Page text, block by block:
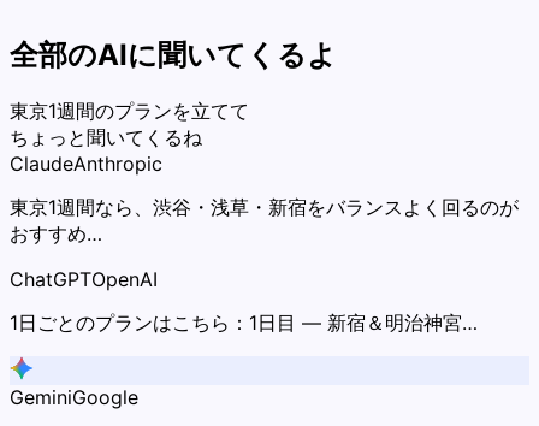
全部のAIに聞いてくるよ
東京1週間のプランを立てて
ClaudeAnthropic
東京1週間なら、渋谷・浅草・新宿をバランスよく回るのが
おすすめ…
ChatGPTOpenAI
1日ごとのプランはこちら：1日目 — 新宿＆明治神宮…
GeminiGoogle